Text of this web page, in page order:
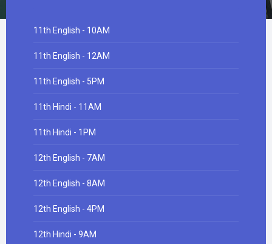
11th English - 10AM
11th English - 12AM
11th English - 5PM
11th Hindi - 11AM
11th Hindi - 1PM
12th English - 7AM
12th English - 8AM
12th English - 4PM
12th Hindi - 9AM